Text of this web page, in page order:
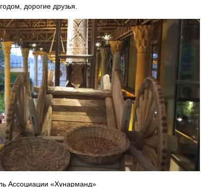
дорогие друзья.
«Хунарманд»